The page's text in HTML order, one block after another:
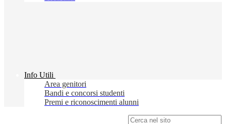
Info Utili
Area genitori
Bandi e concorsi studenti
Premi e riconoscimenti alunni